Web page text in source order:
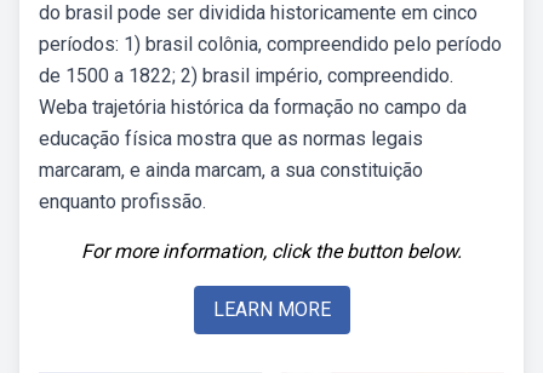
do brasil pode ser dividida historicamente em cinco
períodos: 1) brasil colônia, compreendido pelo período
de 1500 a 1822; 2) brasil império, compreendido.
Weba trajetória histórica da formação no campo da
educação física mostra que as normas legais
marcaram, e ainda marcam, a sua constituição
enquanto profissão.
For more information, click the button below.
LEARN MORE